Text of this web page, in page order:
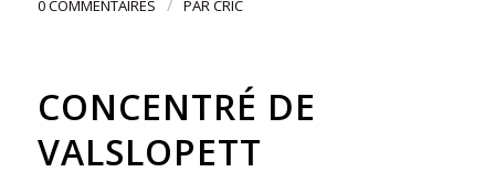
0 COMMENTAIRES / PAR CRIC
CONCENTRÉ DE
VALSLOPETT